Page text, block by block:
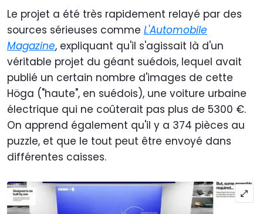
Le projet a été très rapidement relayé par des
sources sérieuses comme L'Automobile
Magazine, expliquant qu'il s'agissait là d'un
véritable projet du géant suédois, lequel avait
publié un certain nombre d'images de cette
Höga ("haute", en suédois), une voiture urbaine
électrique qui ne coûterait pas plus de 5300 €.
On apprend également qu'il y a 374 pièces au
puzzle, et que le tout peut être envoyé dans
différentes caisses.